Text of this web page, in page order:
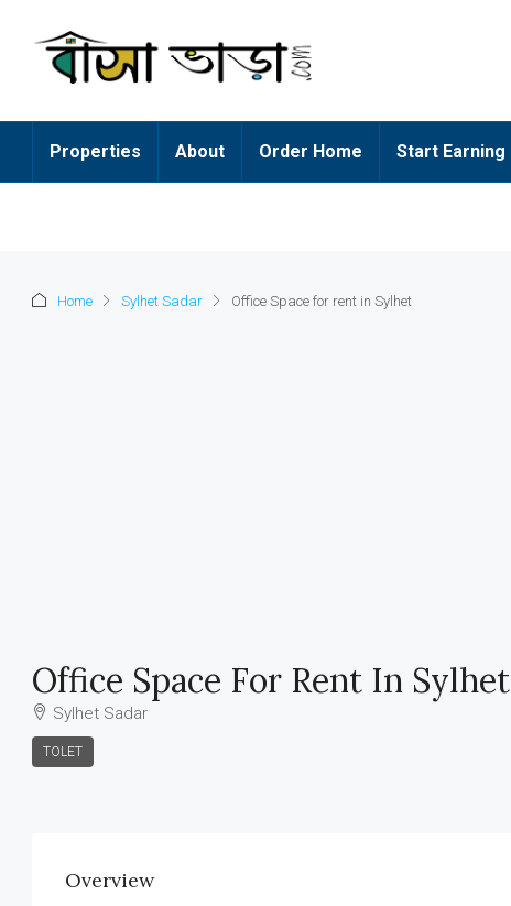
Properties About Order Home Start Earning
Home Sylhet Sadar Office Space for rent in Sylhet
Office Space For Rent In Sylhet
Sylhet Sadar
TOLET
Overview